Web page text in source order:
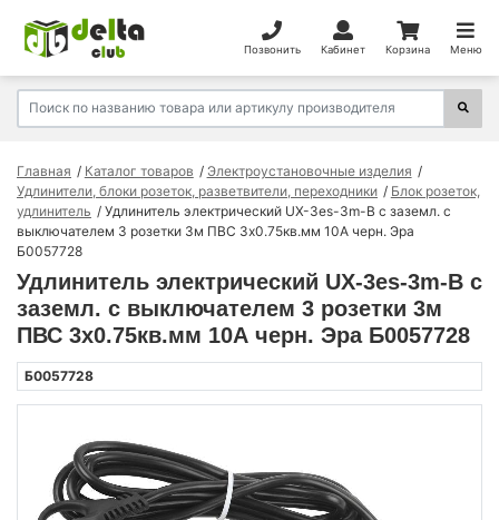
Позвонить Кабинет Корзина Меню
Главная Каталог товаров
Электроустановочные изделия
Удлинители, блоки розеток, разветвители, переходники
Блок розеток,
удлинитель
Удлинитель электрический UX-3es-3m-B с заземл. с
выключателем 3 розетки 3м ПВС 3х0.75кв.мм 10А черн. Эра
Б0057728
Удлинитель электрический UX-3es-3m-B с
заземл. с выключателем 3 розетки 3м
ПВС 3х0.75кв.мм 10А черн. Эра Б0057728
Б0057728